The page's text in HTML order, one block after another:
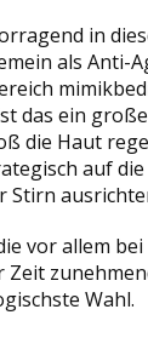
in
als Anti-
das ein
die Haut
auf
Stirn
vor allem
Zeit
Wahl.